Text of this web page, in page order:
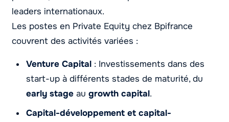
leaders internationaux.
Les postes en Private Equity chez Bpifrance
couvrent des activités variées :
Venture Capital : Investissements dans des
start-up à différents stades de maturité, du
early stage augrowth capital.
Capital-développement et capital-